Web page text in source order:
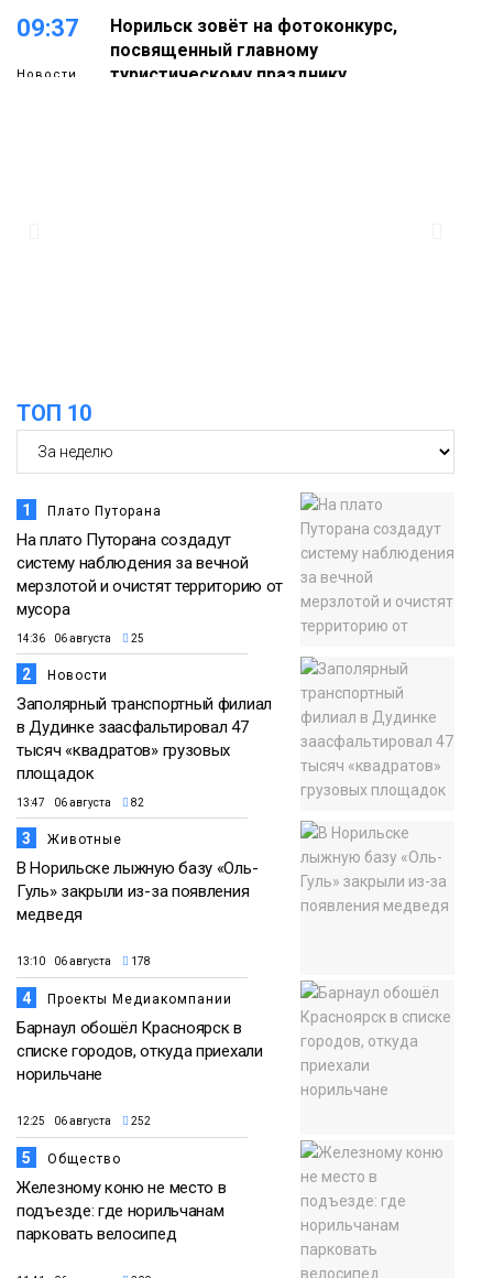
09:37
Новости
Норильск зовёт на фотоконкурс,
посвященный главному
туристическому празднику
ТОП 10
1 Плато Путорана
На плато Путорана создадут
систему наблюдения за вечной
мерзлотой и очистят территорию от
мусора
14:36 06 августа 25
2 Новости
Заполярный транспортный филиал
в Дудинке заасфальтировал 47
тысяч «квадратов» грузовых
площадок
13:47 06 августа 82
3 Животные
В Норильске лыжную базу «Оль-
Гуль» закрыли из-за появления
медведя
13:10 06 августа 178
4 Проекты Медиакомпании
Барнаул обошёл Красноярск в
списке городов, откуда приехали
норильчане
12:25 06 августа 252
5 Общество
Железному коню не место в
подъезде: где норильчанам
парковать велосипед